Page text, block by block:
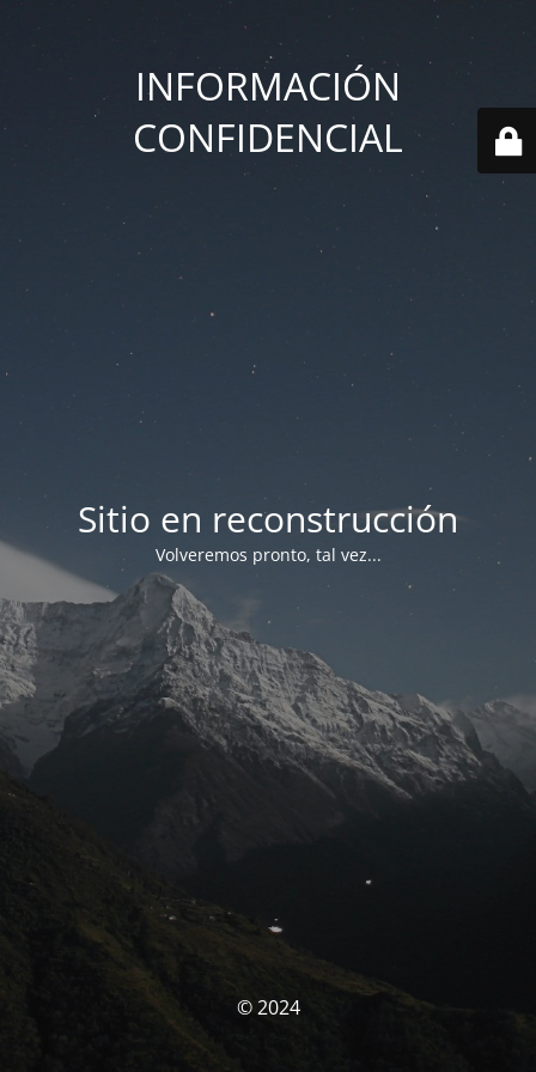
INFORMACIÓN
CONFIDENCIAL
Sitio en reconstrucción
Volveremos pronto, tal vez...
© 2024